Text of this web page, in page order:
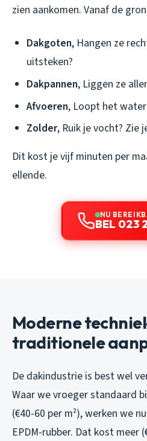
zien aankomen. Vanaf de
Dakgoten, Hangen ze
uitsteken?
Dakpannen, Liggen ze
Afvoeren, Loopt het
Zolder, Ruik je vocht? Zie
Dit kost je vijf minuten per
ellende.
NU
BEL 023
Moderne
traditionele
De dakindustrie is best wel
Waar we vroeger standaard
(€40-60 per m²), werken we
EPDM-rubber. Dat kost meer